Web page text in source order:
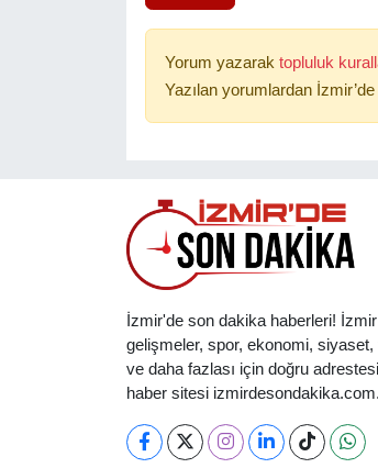
Yorum yazarak topluluk
Yazılan yorumlardan
İzmir'de son dakika haberleri!
gelişmeler, spor, ekonomi,
ve daha fazlası için doğru
haber sitesi